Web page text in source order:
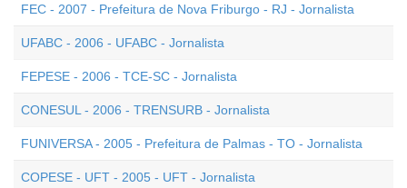
FEC - 2007 - Prefeitura de Nova Friburgo - RJ - Jornalista
UFABC - 2006 - UFABC - Jornalista
FEPESE - 2006 - TCE-SC - Jornalista
CONESUL - 2006 - TRENSURB - Jornalista
FUNIVERSA - 2005 - Prefeitura de Palmas - TO - Jornalista
COPESE - UFT - 2005 - UFT - Jornalista